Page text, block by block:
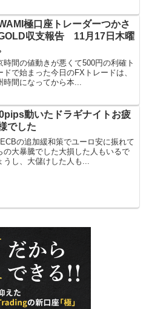
極口座トレーダーつかさ
収支報告 11月17日木曜
時間の値動きが悪くて500円の利確ト
ドで始まった今日のFXトレードは、
時間になってから本...
動いたドラギナイトお疲
でした
の追加緩和策でユーロ安に振れて
の大暴騰でした大損した人もいるで
うし、大儲けした人も...